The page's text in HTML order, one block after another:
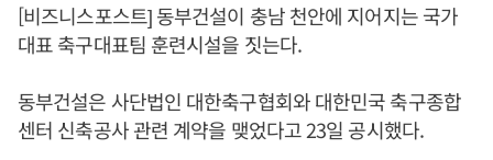
[비즈니스포스트] 동부건설이 충남 천안에 지어지는 국가
대표 축구대표팀 훈련시설을 짓는다.
동부건설은 사단법인 대한축구협회와 대한민국 축구종합
센터 신축공사 관련 계약을 맺었다고 23일 공시했다.